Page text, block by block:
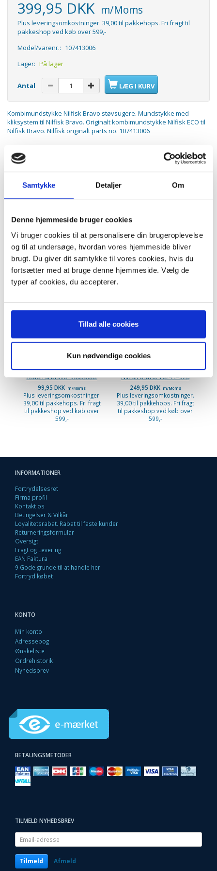
Samtykke Detaljer Om
Denne hjemmeside bruger cookies
Vi bruger cookies til at personalisere din brugeroplevelse
og til at undersøge, hvordan vores hjemmeside bliver
brugt. Du giver dit samtykke til vores cookies, hvis du
fortsætter med at bruge denne hjemmeside. Vælg de
typer af cookies, du accepterer.
Tillad alle cookies
Kun nødvendige cookies
399,95 DKK m/Moms
Plus leveringsomkostninger. 39,00 til pakkehops. Fri fragt til
pakkeshop ved køb over 599,-
Model/varenr.: 107413006
Lager: På lager
Antal LÆG I KURV
Kombimundstykke Nilfisk Bravo støvsugere. Mundstykke med
kliksystem til Nilfisk Bravo. Originalt kombimundstykke Nilfisk ECO til
Nilfisk Bravo. Nilfisk originalt parts no. 107413006
Passer til:
Nilfisk Bravo
Nilfisk Bravo Energy Parquet - 18451160
Nilfisk Bravo Energy Red - 107411494
ANDRE KØBTE OGSÅ
KØB 5+ OG FÅ 20% RABAT
Nilfisk Støvsugerposer
Action & Bravo. 30050002
99,95 DKK m/Moms
Plus leveringsomkostninger.
39,00 til pakkehops. Fri fragt
til pakkeshop ved køb over
599,-
Teleskoprør stål. Original
Nilfisk Bravo. 107414328
249,95 DKK m/Moms
Plus leveringsomkostninger.
39,00 til pakkehops. Fri fragt
til pakkeshop ved køb over
599,-
INFORMATIONER
Fortrydelsesret
Firma profil
Kontakt os
Betingelser & Vilkår
Loyalitetsrabat. Rabat til faste kunder
Returneringsformular
Oversigt
Fragt og Levering
EAN Faktura
9 Gode grunde til at handle her
Fortryd købet
KONTO
Min konto
Adressebog
Ønskeliste
Ordrehistorik
Nyhedsbrev
BETALINGSMETODER
TILMELD NYHEDSBREV
Email-
adresse
Tilmeld Afmeld